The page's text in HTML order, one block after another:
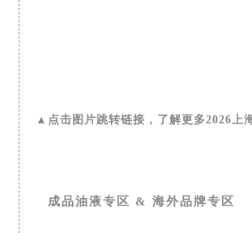
▲点击图片跳转链接，了解更多2026上
成品油液专区 & 海外品牌专区